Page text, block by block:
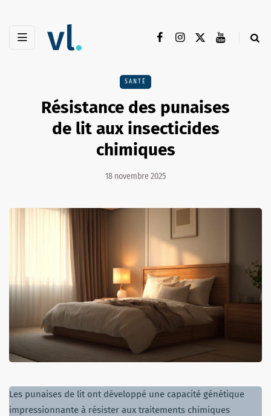
SANTÉ
Résistance des punaises
de lit aux insecticides
chimiques
18 novembre 2025
Les punaises de lit ont développé une capacité génétique
impressionnante à résister aux traitements chimiques